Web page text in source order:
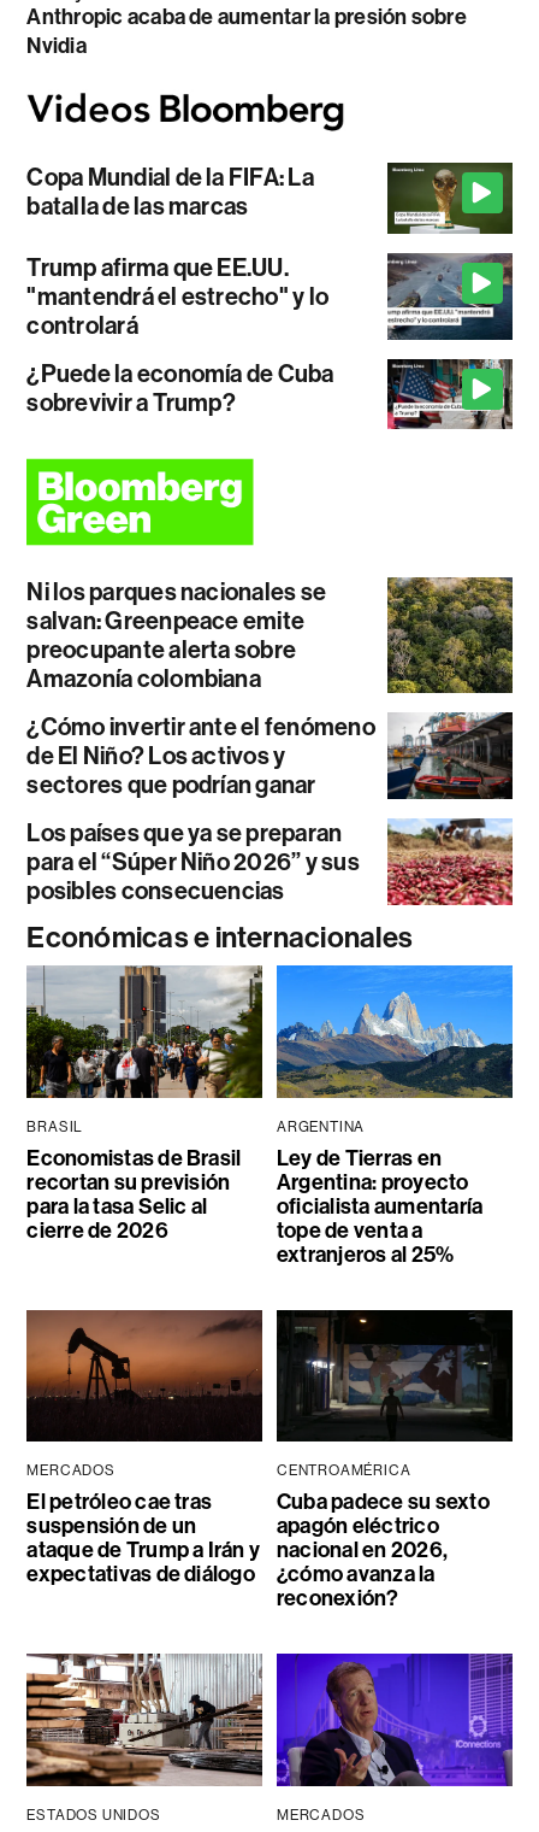
Anthropic acaba de aumentar la presión sobre
Nvidia
Copa Mundial de la FIFA: La
batalla de las marcas
Trump afirma que EE.UU.
"mantendrá el estrecho" y lo
controlará
¿Puede la economía de Cuba
sobrevivir a Trump?
Ni los parques nacionales se
salvan: Greenpeace emite
preocupante alerta sobre
Amazonía colombiana
¿Cómo invertir ante el fenómeno
de El Niño? Los activos y
sectores que podrían ganar
Los países que ya se preparan
para el “Súper Niño 2026” y sus
posibles consecuencias
Económicas e internacionales
BRASIL
Economistas de Brasil
recortan su previsión
para la tasa Selic al
cierre de 2026
ARGENTINA
Ley de Tierras en
Argentina: proyecto
oficialista aumentaría
tope de venta a
extranjeros al 25%
MERCADOS
El petróleo cae tras
suspensión de un
ataque de Trump a Irán y
expectativas de diálogo
CENTROAMÉRICA
Cuba padece su sexto
apagón eléctrico
nacional en 2026,
¿cómo avanza la
reconexión?
ESTADOS UNIDOS MERCADOS